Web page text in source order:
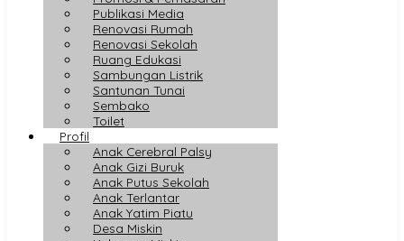
Publikasi Media
Renovasi Rumah
Renovasi Sekolah
Ruang Edukasi
Sambungan Listrik
Santunan Tunai
Sembako
Toilet
Profil
Anak Cerebral Palsy
Anak Gizi Buruk
Anak Putus Sekolah
Anak Terlantar
Anak Yatim Piatu
Desa Miskin